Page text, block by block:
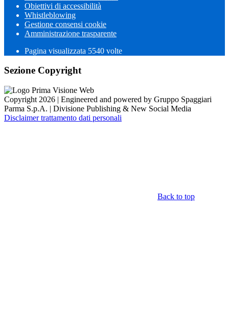
Obiettivi di accessibilità
Whistleblowing
Gestione consensi cookie
Amministrazione trasparente
Pagina visualizzata 5540 volte
Sezione Copyright
Copyright 2026 | Engineered and powered by Gruppo Spaggiari
Parma S.p.A. | Divisione Publishing & New Social Media
Disclaimer trattamento dati personali
Back to top